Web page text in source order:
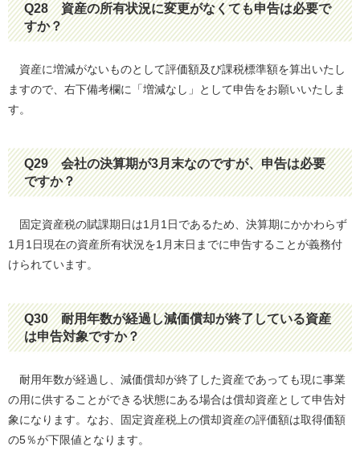
Q28資産の所有状況に変更がなくても申告は必要で
すか？
資産に増減がないものとして評価額及び課税標準額を算出いたし
ますので、右下備考欄に「増減なし」として申告をお願いいたしま
す。
Q29会社の決算期が3月末なのですが、申告は必要
ですか？
固定資産税の賦課期日は1月1日であるため、決算期にかかわらず
1月1日現在の資産所有状況を1月末日までに申告することが義務付
けられています。
Q30耐用年数が経過し減価償却が終了している資産
は申告対象ですか？
耐用年数が経過し、減価償却が終了した資産であっても現に事業
の用に供することができる状態にある場合は償却資産として申告対
象になります。なお、固定資産税上の償却資産の評価額は取得価額
の5％が下限値となります。